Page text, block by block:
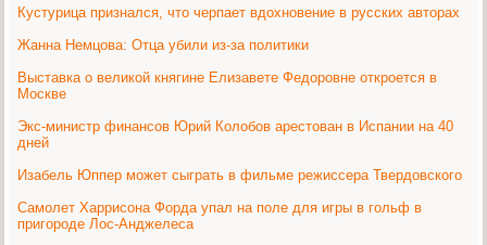
Кустурица признался, что черпает вдохновение в русских авторах
Жанна Немцова: Отца убили из-за политики
Выставка о великой княгине Елизавете Федоровне откроется в
Москве
Экс-министр финансов Юрий Колобов арестован в Испании на 40
дней
Изабель Юппер может сыграть в фильме режиссера Твердовского
Самолет Харрисона Форда упал на поле для игры в гольф в
пригороде Лос-Анджелеса